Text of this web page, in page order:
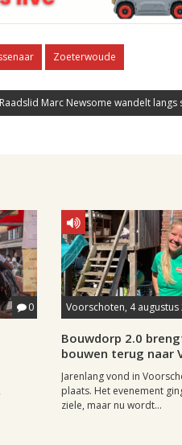
Zoeterwoude
Raadslid Marc Newsome wandelt langs
0 Voorschoten, 4 augustus
Bouwdorp 2.0
bouwen terug naar
Jarenlang vond in
plaats. Het evenement
ziele, maar nu wordt...